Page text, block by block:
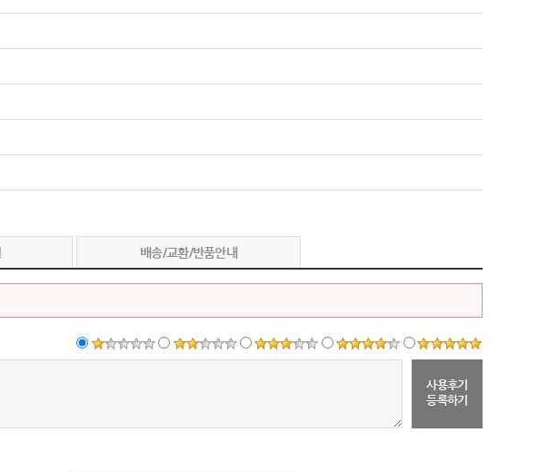
배송/교환/반품안내
사용후기
등록하기